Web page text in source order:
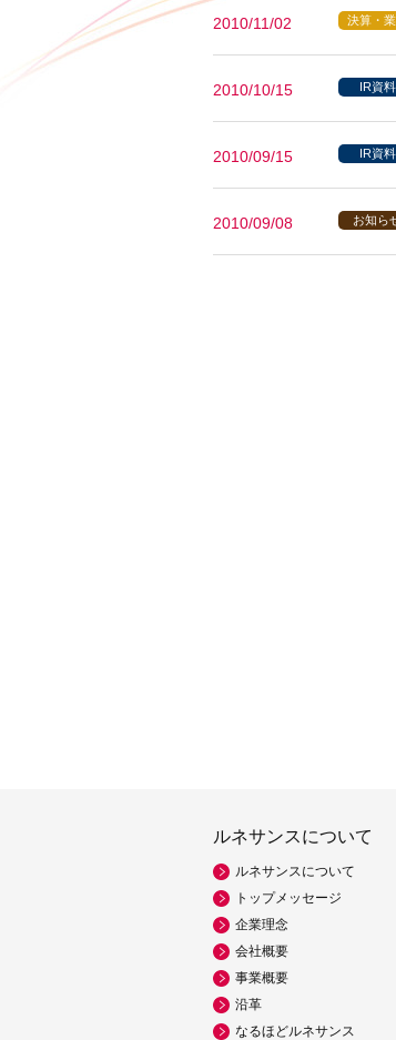
2010/11/02 決算・
2010/10/15 IR資料
2010/09/15 IR資料
2010/09/08 お知ら
ルネサンスについて
ルネサンスについて
トップメッセージ
企業理念
会社概要
事業概要
沿革
なるほどルネサンス